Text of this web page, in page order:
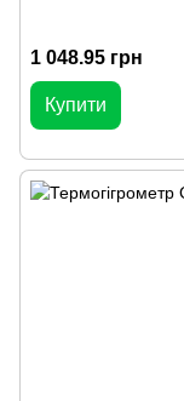
1 048.95 грн
Купити